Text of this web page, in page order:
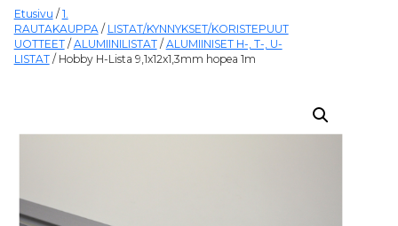
Etusivu / 1.
RAUTAKAUPPA/ LISTAT/KYNNYKSET/KORISTEPUUT
UOTTEET/ ALUMIINILISTAT/ ALUMIINISET H-, T-, U-
LISTAT/ Hobby H-Lista 9,1x12x1,3mm hopea 1m